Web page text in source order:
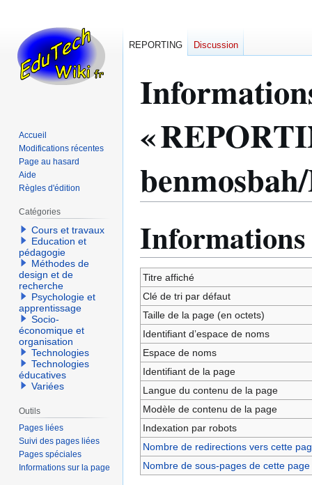
«
navigation
recherche
Informations
Titre affiché
Clé de tri par défaut
Taille de la page (en octets)
Identifiant dʼespace de noms
Espace de noms
Identifiant de la page
Langue du contenu de la page
Modèle de contenu de la page
Indexation par robots
Nombre de redirections vers cette
Nombre de sous-pages de cette page
REPORTING Discussion
Accueil
Modifications récentes
Page au hasard
Aide
Règles d'édition
Catégories
Cours et travaux
Education et
pédagogie
Méthodes de
design et de
recherche
Psychologie et
apprentissage
Socio-
économique et
organisation
Technologies
Technologies
éducatives
Variées
Outils
Pages liées
Suivi des pages liées
Pages spéciales
Informations sur la page